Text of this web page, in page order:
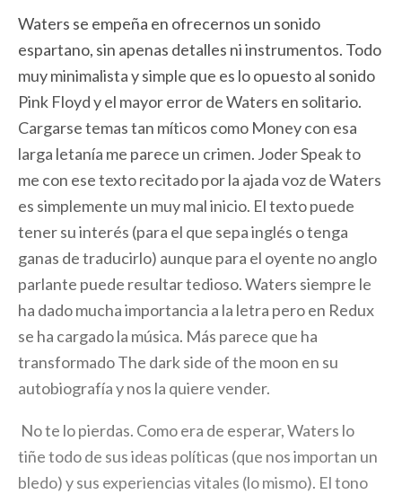
Waters se empeña en ofrecernos un sonido
espartano, sin apenas detalles ni instrumentos. Todo
muy minimalista y simple que es lo opuesto al sonido
Pink Floyd y el mayor error de Waters en solitario.
Cargarse temas tan míticos como Money con esa
larga letanía me parece un crimen. Joder Speak to
me con ese texto recitado por la ajada voz de Waters
es simplemente un muy mal inicio. El texto puede
tener su interés (para el que sepa inglés o tenga
ganas de traducirlo) aunque para el oyente no anglo
parlante puede resultar tedioso. Waters siempre le
ha dado mucha importancia a la letra pero en Redux
se ha cargado la música. Más parece que ha
transformado The dark side of the moon en su
autobiografía y nos la quiere vender.
No te lo pierdas. Como era de esperar, Waters lo
tiñe todo de sus ideas políticas (que nos importan un
bledo) y sus experiencias vitales (lo mismo). El tono